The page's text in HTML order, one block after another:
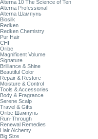
Alterna 10 The Science of Ten
Alterna Professional
Alterna Шампунь
Biosilk
Redken
Redken Chemistry
Pur Hair
CHI
Oribe
Magnificent Volume
Signature
Brilliance & Shine
Beautiful Color
Repair & Restore
Moisture & Control
Tools & Accessories
Body & Fragrance
Serene Scalp
Travel & Gifts
Oribe Шампунь
Run-Through
Renewal Remedies
Hair Alchemy
Big Size